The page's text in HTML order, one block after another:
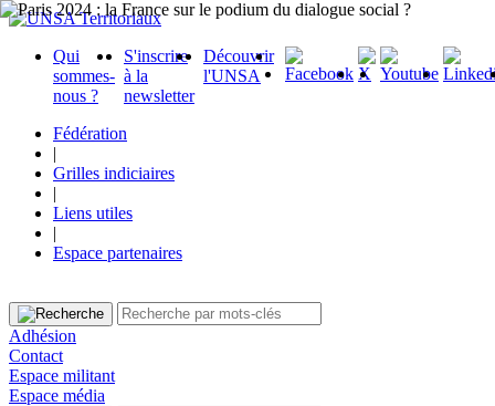
Qui
sommes-
nous ?
S'inscrire
à la
newsletter
Découvrir
l'UNSA
Fédération
|
Grilles indiciaires
|
Liens utiles
|
Espace partenaires
Adhésion
Contact
Espace militant
Espace média